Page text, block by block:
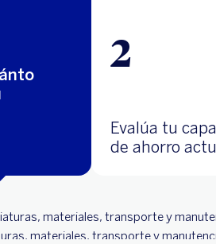
2
Evalúa tu
de ahorro
materiales, transporte y
materiales, transporte y